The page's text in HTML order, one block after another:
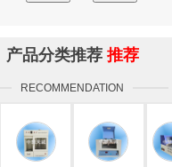
产品分类推荐推荐
RECOMMENDATION